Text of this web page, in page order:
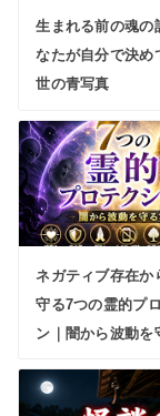
生まれる前の魂の
なたが自分で決め
世の青写真
ネガティブ存在か
守る7つの霊的プ
ン｜闇から波動を